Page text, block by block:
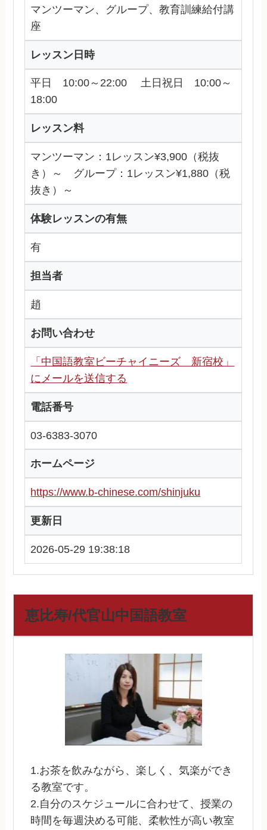
マンツーマン、グループ、教育訓練給付講
座
レッスン日時
平日 10:00～22:00 土日祝日 10:00～
18:00
レッスン料
マンツーマン：1レッスン¥3,900（税抜
き）～ グループ：1レッスン¥1,880（税
抜き）～
体験レッスンの有無
有
担当者
趙
お問い合わせ
「中国語教室ビーチャイニーズ 新宿校」
にメールを送信する
電話番号
03-6383-3070
ホームページ
https://www.b-chinese.com/shinjuku
更新日
2026-05-29 19:38:18
恵比寿/代官山中国語教室
1.お茶を飲みながら、楽しく、気楽ができ
る教室です。
2.自分のスケジュールに合わせて、授業の
時間を毎週決める可能、柔軟性が高い教室